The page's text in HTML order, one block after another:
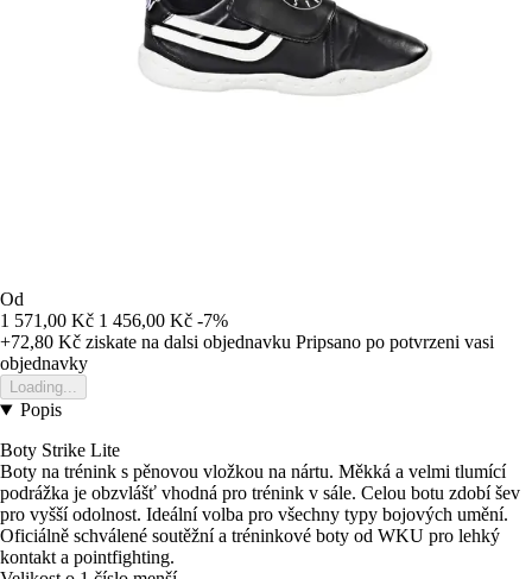
Od
1 571,00 Kč 1 456,00 Kč -7%
+72,80 Kč ziskate na dalsi objednavku Pripsano po potvrzeni vasi
objednavky
Loading...
Popis
Boty Strike Lite
Boty na trénink s pěnovou vložkou na nártu. Měkká a velmi tlumící
podrážka je obzvlášť vhodná pro trénink v sále. Celou botu zdobí šev
pro vyšší odolnost. Ideální volba pro všechny typy bojových umění.
Oficiálně schválené soutěžní a tréninkové boty od WKU pro lehký
kontakt a pointfighting.